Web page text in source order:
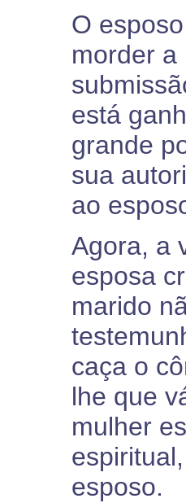
O
morder a
está
grande
sua
ao
Agora, a
esposa
marido
caça o
lhe que
mulher
esposo.